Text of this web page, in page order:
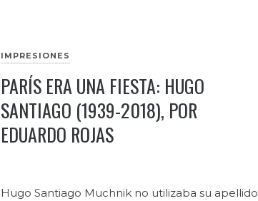
IMPRESIONES
PARÍS ERA UNA FIESTA: HUGO
SANTIAGO (1939-2018), POR
EDUARDO ROJAS
Hugo Santiago Muchnik no utilizaba su apellido